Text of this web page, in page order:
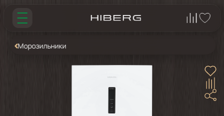
Морозильники